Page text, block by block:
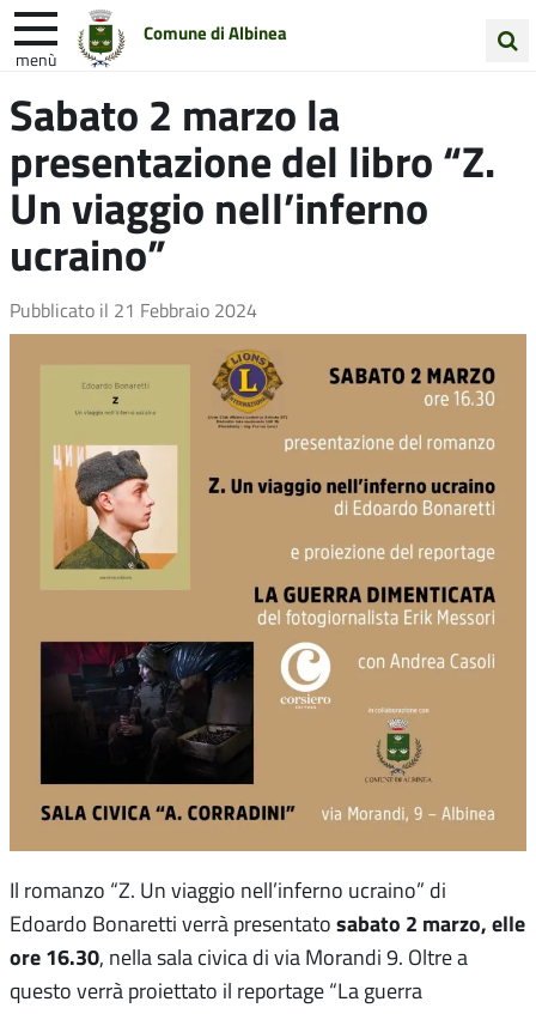
Comune di Albinea
menù
nel
sito
Entra in Comune Vivi Albinea
Unione Colline Matildiche
Sabato 2 marzo la
presentazione del libro “Z.
Un viaggio nell’inferno
ucraino”
Pubblicato il 21 Febbraio 2024
Il romanzo “Z. Un viaggio nell’inferno ucraino” di
Edoardo Bonaretti verrà presentato sabato 2 marzo, elle
ore 16.30, nella sala civica di via Morandi 9. Oltre a
questo verrà proiettato il reportage “La guerra